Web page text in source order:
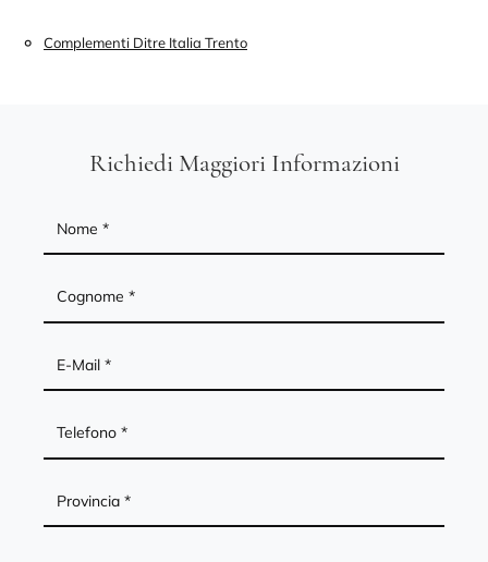
Complementi Ditre Italia Trento
Richiedi Maggiori Informazioni